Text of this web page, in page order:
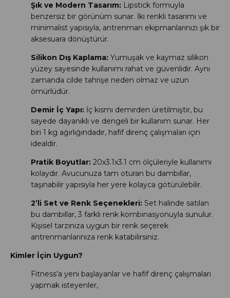
Şık ve Modern Tasarım: Lipstick formuyla
benzersiz bir görünüm sunar. İki renkli tasarımı ve
minimalist yapısıyla, antrenman ekipmanlarınızı şık bir
aksesuara dönüştürür.
Silikon Dış Kaplama: Yumuşak ve kaymaz silikon
yüzey sayesinde kullanımı rahat ve güvenlidir. Aynı
zamanda cilde tahrişe neden olmaz ve uzun
ömürlüdür.
Demir İç Yapı: İç kısmı demirden üretilmiştir, bu
sayede dayanıklı ve dengeli bir kullanım sunar. Her
biri 1 kg ağırlığındadır, hafif direnç çalışmaları için
idealdir.
Pratik Boyutlar: 20x3.1x3.1 cm ölçüleriyle kullanımı
kolaydır. Avucunuza tam oturan bu dambıllar,
taşınabilir yapısıyla her yere kolayca götürülebilir.
2’li Set ve Renk Seçenekleri: Set halinde satılan
bu dambıllar, 3 farklı renk kombinasyonuyla sunulur.
Kişisel tarzınıza uygun bir renk seçerek
antrenmanlarınıza renk katabilirsiniz.
Kimler İçin Uygun?
Fitness’a yeni başlayanlar ve hafif direnç çalışmaları
yapmak isteyenler,